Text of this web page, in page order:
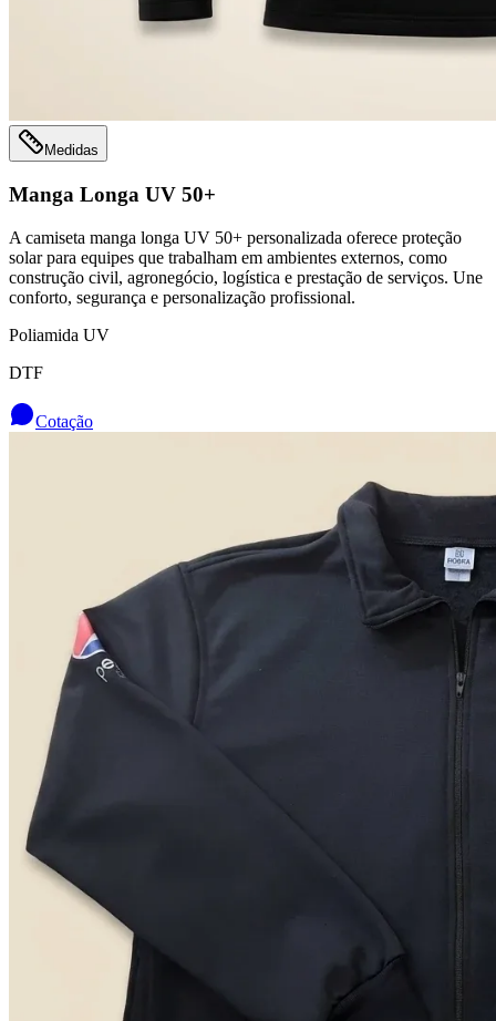
Medidas
Manga Longa UV 50+
A camiseta manga longa UV 50+ personalizada oferece proteção
solar para equipes que trabalham em ambientes externos, como
construção civil, agronegócio, logística e prestação de serviços. Une
conforto, segurança e personalização profissional.
Poliamida UV
DTF
Cotação